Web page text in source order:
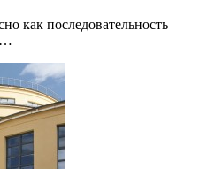
как последовательность